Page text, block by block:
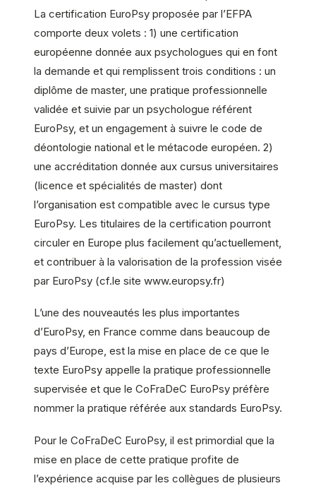
La certification EuroPsy proposée par l’EFPA
comporte deux volets : 1) une certification
européenne donnée aux psychologues qui en font
la demande et qui remplissent trois conditions : un
diplôme de master, une pratique professionnelle
validée et suivie par un psychologue référent
EuroPsy, et un engagement à suivre le code de
déontologie national et le métacode européen. 2)
une accréditation donnée aux cursus universitaires
(licence et spécialités de master) dont
l’organisation est compatible avec le cursus type
EuroPsy. Les titulaires de la certification pourront
circuler en Europe plus facilement qu’actuellement,
et contribuer à la valorisation de la profession visée
par EuroPsy (cf.le site www.europsy.fr)
L’une des nouveautés les plus importantes
d’EuroPsy, en France comme dans beaucoup de
pays d’Europe, est la mise en place de ce que le
texte EuroPsy appelle la pratique professionnelle
supervisée et que le CoFraDeC EuroPsy préfère
nommer la pratique référée aux standards EuroPsy.
Pour le CoFraDeC EuroPsy, il est primordial que la
mise en place de cette pratique profite de
l’expérience acquise par les collègues de plusieurs